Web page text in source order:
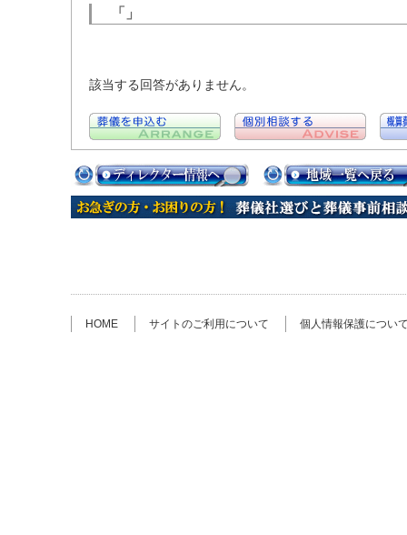
「」
該当する回答がありません。
HOME サイトのご利用について 個人情報保護につい